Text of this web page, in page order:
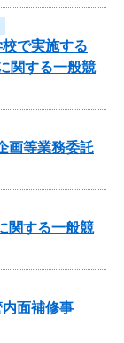
で実施する
関する一般競
画等業務委託
関する一般競
内面補修事